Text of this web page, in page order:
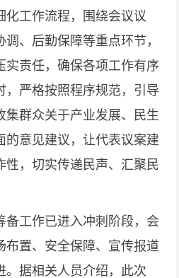
化工作流程，围绕会议议
、后勤保障等重点环节，
实责任，确保各项工作有序
，严格按照程序规范，引导
集群众关于产业发展、民生
的意见建议，让代表议案建
性，切实传递民声、汇聚民
工作已进入冲刺阶段，会
布置、安全保障、宣传报道
。据相关人员介绍，此次